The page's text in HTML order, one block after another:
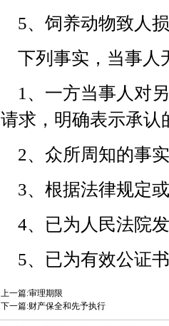
5、饲养动物致人
下列事实，当事人
1 、一方当事人对
请求，明确表示承认
2、众所周知的事
3、根据法律规定
4、已为人民法院
5、已为有效公证
上一篇:审理期限
下一篇:财产保全和先予执行